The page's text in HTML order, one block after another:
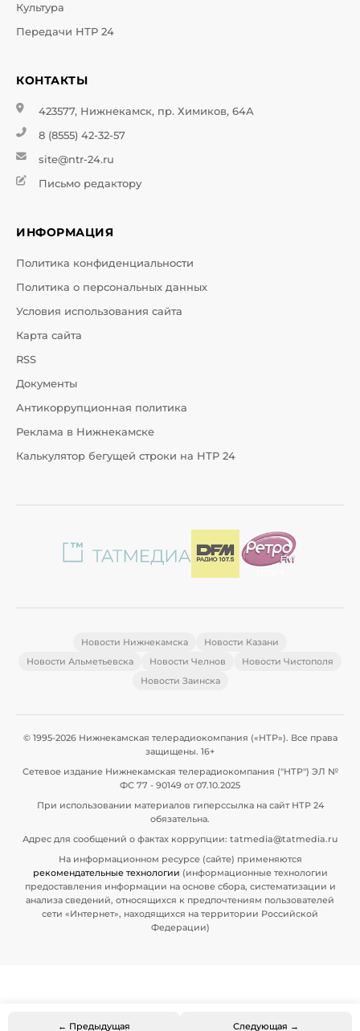
← Предыдущая Следующая →
Культура
Передачи НТР 24
КОНТАКТЫ
423577, Нижнекамск, пр. Химиков, 64А
8 (8555) 42-32-57
site@ntr-24.ru
Письмо редактору
ИНФОРМАЦИЯ
Политика конфиденциальности
Политика о персональных данных
Условия использования сайта
Карта сайта
RSS
Документы
Антикоррупционная политика
Реклама в Нижнекамске
Калькулятор бегущей строки на НТР 24
Новости Нижнекамска
Новости Казани
Новости Альметьевска
Новости Челнов
Новости Чистополя
Новости Заинска
© 1995-2026 Нижнекамская телерадиокомпания («НТР»). Все права
защищены. 16+
Сетевое издание Нижнекамская телерадиокомпания ("НТР") ЭЛ №
ФС 77 - 90149 от 07.10.2025
При использовании материалов гиперссылка на сайт НТР 24
обязательна.
Адрес для сообщений о фактах коррупции: tatmedia@tatmedia.ru
На информационном ресурсе (сайте) применяются
рекомендательные технологии (информационные технологии
предоставления информации на основе сбора, систематизации и
анализа сведений, относящихся к предпочтениям пользователей
сети «Интернет», находящихся на территории Российской
Федерации)